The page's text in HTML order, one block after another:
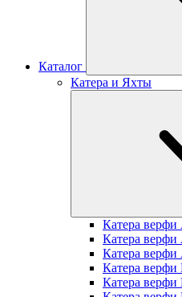
Каталог
Катера и Яхты
Катера
Катера верфи
Катера верфи
Катера верфи
Катера верфи